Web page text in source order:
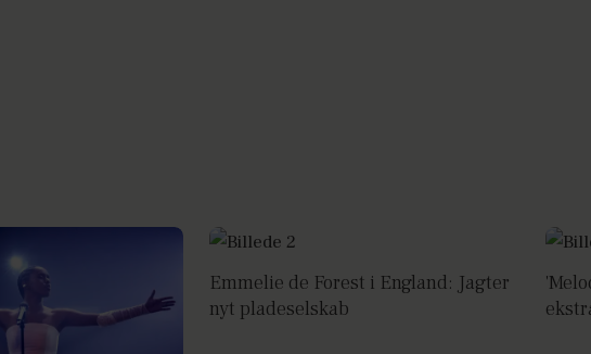
Emmelie de Forest i England: Jagter
nyt pladeselskab